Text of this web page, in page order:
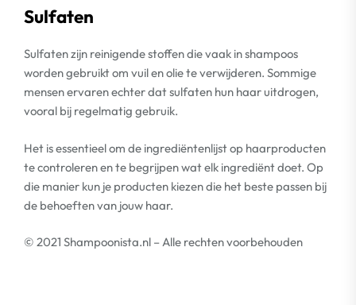
Sulfaten
Sulfaten zijn reinigende stoffen die vaak in shampoos
worden gebruikt om vuil en olie te verwijderen. Sommige
mensen ervaren echter dat sulfaten hun haar uitdrogen,
vooral bij regelmatig gebruik.
Het is essentieel om de ingrediëntenlijst op haarproducten
te controleren en te begrijpen wat elk ingrediënt doet. Op
die manier kun je producten kiezen die het beste passen bij
de behoeften van jouw haar.
© 2021 Shampoonista.nl – Alle rechten voorbehouden